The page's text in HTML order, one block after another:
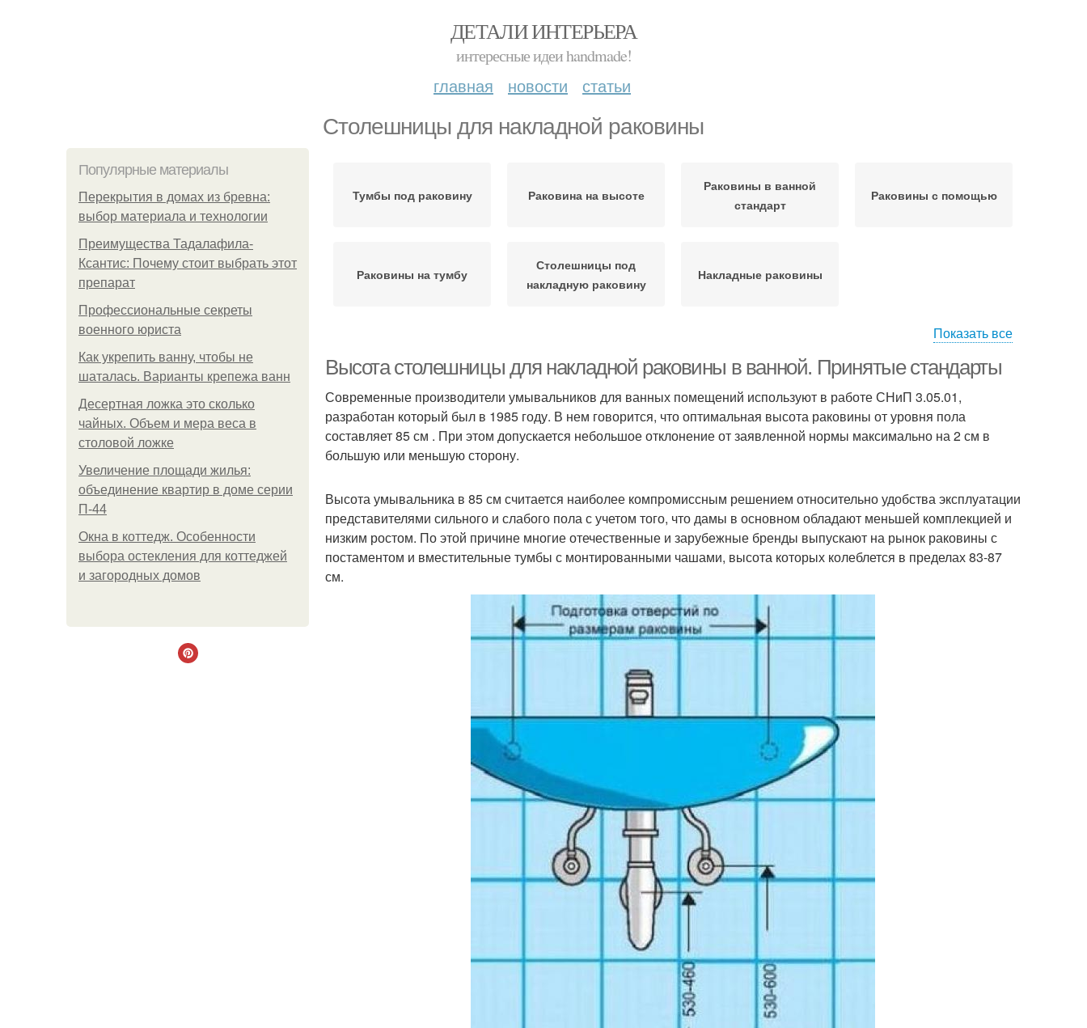
ДЕТАЛИ ИНТЕРЬЕРА
интересные идеи handmade!
главная новости статьи
Столешницы для накладной раковины
Популярные материалы
Перекрытия в домах из бревна:
выбор материала и технологии
Преимущества Тадалафила-
Ксантис: Почему стоит выбрать этот
препарат
Профессиональные секреты
военного юриста
Как укрепить ванну, чтобы не
шаталась. Варианты крепежа ванн
Десертная ложка это сколько
чайных. Объем и мера веса в
столовой ложке
Увеличение площади жилья:
объединение квартир в доме серии
П-44
Окна в коттедж. Особенности
выбора остекления для коттеджей
и загородных домов
Тумбы под раковину Раковина на высоте
Раковины в ванной
стандарт
Раковины с помощью
Раковины на тумбу
Столешницы под
накладную раковину
Накладные раковины
Показать все
Высота столешницы для накладной раковины в ванной. Принятые стандарты
Современные производители умывальников для ванных помещений используют в работе СНиП 3.05.01,
разработан который был в 1985 году. В нем говорится, что оптимальная высота раковины от уровня пола
составляет 85 см . При этом допускается небольшое отклонение от заявленной нормы максимально на 2 см в
большую или меньшую сторону.
Высота умывальника в 85 см считается наиболее компромиссным решением относительно удобства эксплуатации
представителями сильного и слабого пола с учетом того, что дамы в основном обладают меньшей комплекцией и
низким ростом. По этой причине многие отечественные и зарубежные бренды выпускают на рынок раковины с
постаментом и вместительные тумбы с монтированными чашами, высота которых колеблется в пределах 83-87
см.